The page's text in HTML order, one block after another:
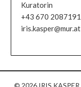
Kuratorin
+43 670 2087191
iris.kasper@mur.at
© 2026 IRIS KASPER